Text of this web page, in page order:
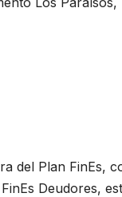
del Plan FinEs,
Deudores,